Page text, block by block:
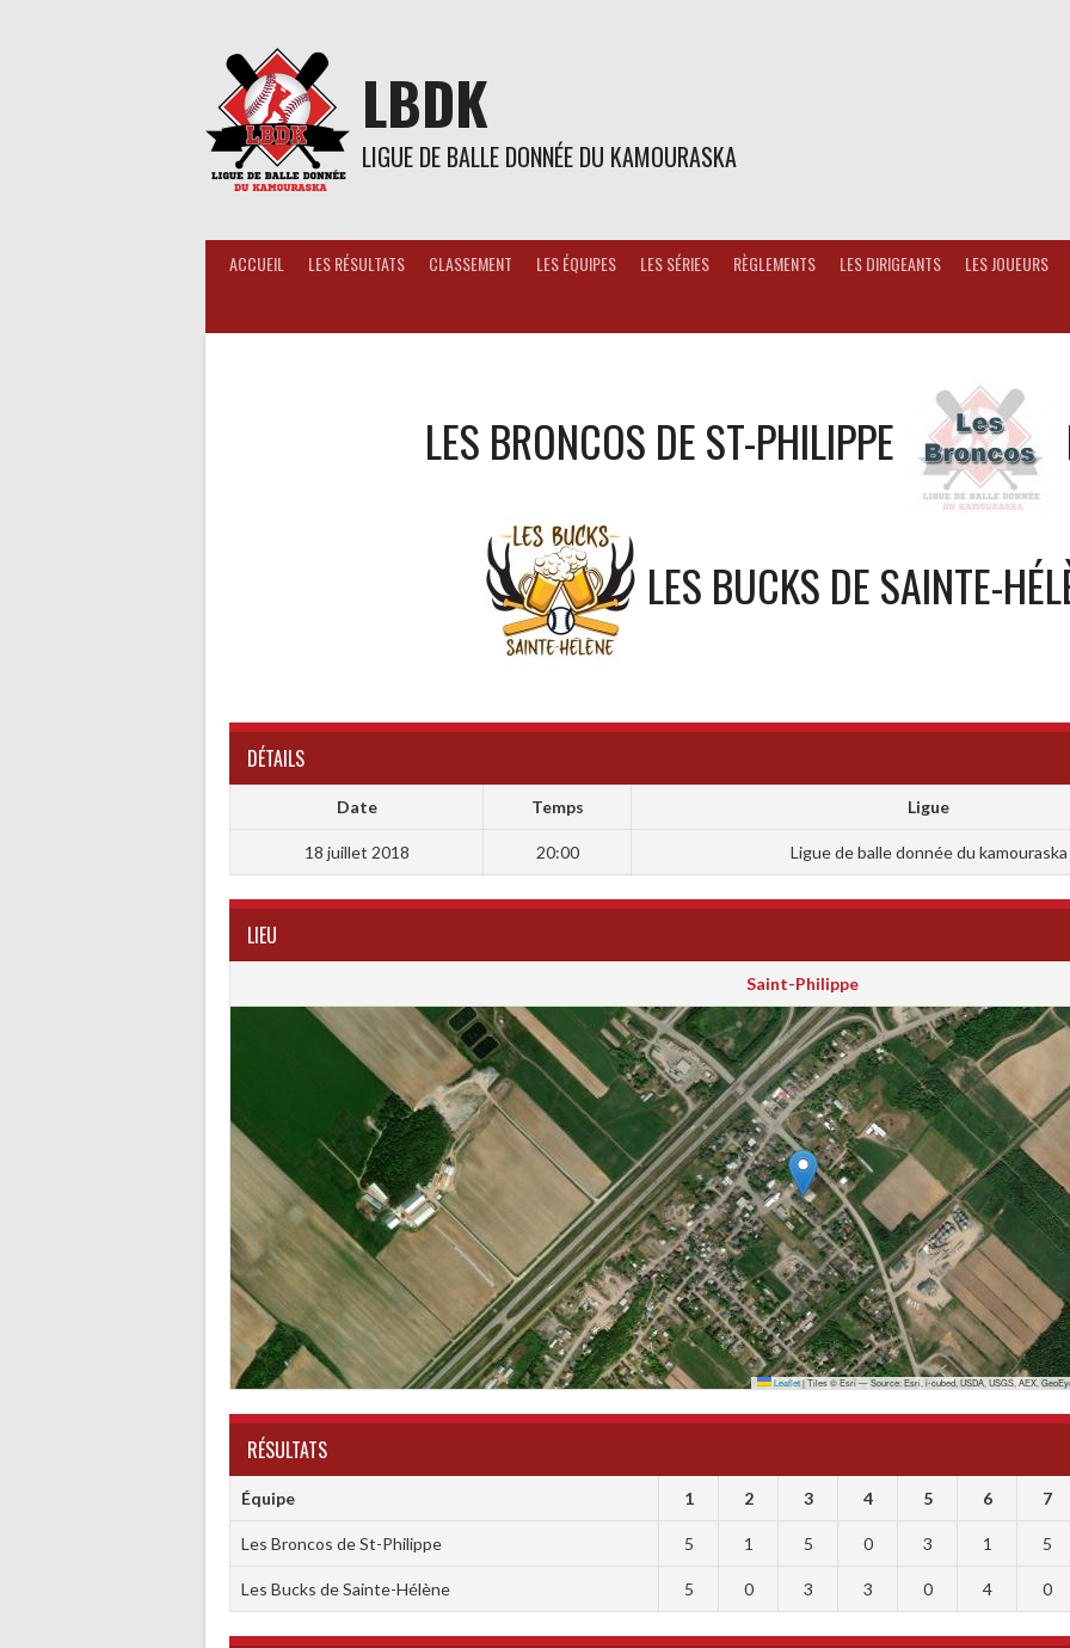
LBDK
LIGUE DE BALLE DONNÉE DU KAMOURASKA
ACCUEIL LES RÉSULTATS CLASSEMENT LES ÉQUIPES LES SÉRIES RÈGLEMENTS LES DIRIGEANTS LES JOUEURS
LES BRONCOS DE ST-PHILIPPE
LES BUCKS DE SAINTE-
DÉTAILS
Date Temps Ligue
18 juillet 2018 20:00 Ligue de balle donnée du kamouraska
LIEU
Saint-Philippe
Leaflet|Tiles © Esri — Source: Esri, i-cubed, USDA, USGS, AEX,
RÉSULTATS
Équipe 1 2 3 4 5 6 7
Les Broncos de St-Philippe 5 1 5 0 3 1 5
Les Bucks de Sainte-Hélène 5 0 3 3 0 4 0